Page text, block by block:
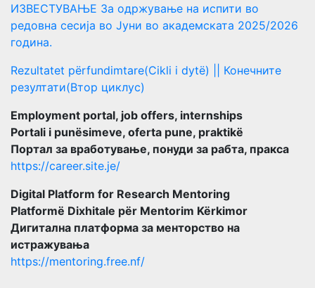
ИЗВЕСТУВАЊЕ За одржување на испити во
редовна сесија во Јуни во академската 2025/2026
година.
Rezultatet përfundimtare(Cikli i dytë) || Конечните
резултати(Втор циклус)
Employment portal, job offers, internships
Portali i punësimeve, oferta pune, praktikë
Портал за вработување, понуди за рабта, пракса
https://career.site.je/
Digital Platform for Research Mentoring
Platformë Dixhitale për Mentorim Kërkimor
Дигитална платформа за менторство на
истражувања
https://mentoring.free.nf/